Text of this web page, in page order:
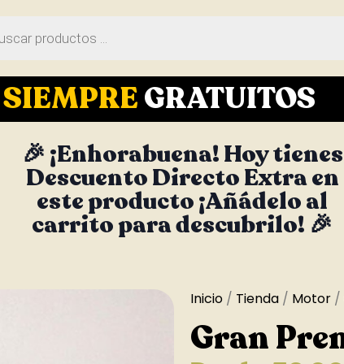
SIEMPREGRATUITOS
🎉 ¡Enhorabuena! Hoy tienes
Descuento Directo Extra en
este producto ¡Añádelo al
carrito para descubrilo! 🎉
Inicio / Tienda / Motor /
Gran